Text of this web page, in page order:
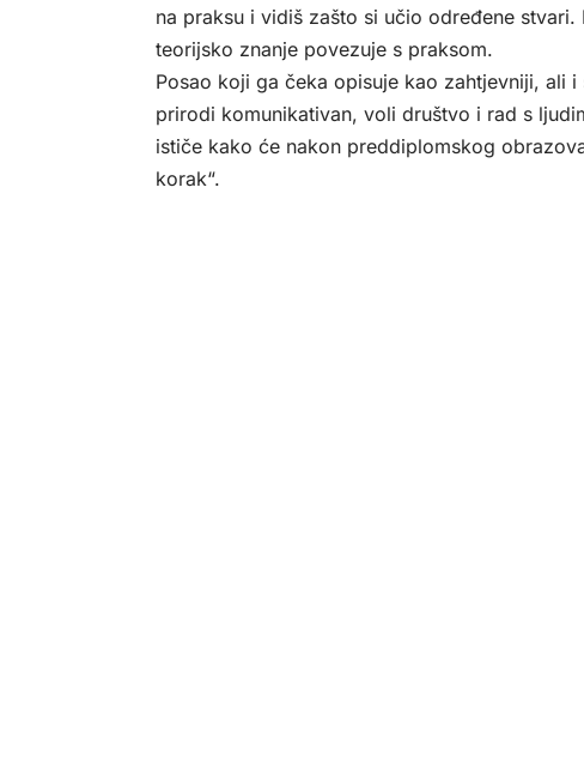
na praksu i vidiš zašto si učio određene
teorijsko znanje povezuje s praksom.
Posao koji ga čeka opisuje kao zahtjevniji, ali
prirodi komunikativan, voli društvo i rad s
ističe kako će nakon preddiplomskog
korak“.